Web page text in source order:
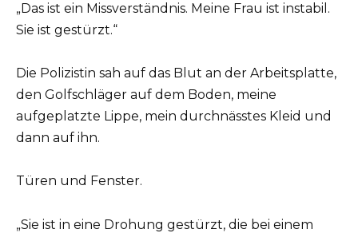
„Das ist ein Missverständnis. Meine Frau ist instabil.
Sie ist gestürzt.“
Die Polizistin sah auf das Blut an der Arbeitsplatte,
den Golfschläger auf dem Boden, meine
aufgeplatzte Lippe, mein durchnässtes Kleid und
dann auf ihn.
Türen und Fenster.
„Sie ist in eine Drohung gestürzt, die bei einem